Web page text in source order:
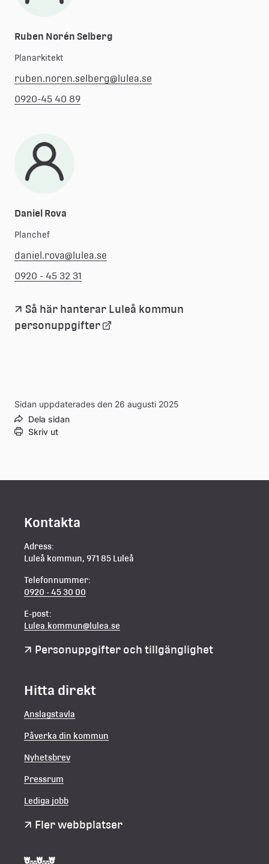
Ruben Norén Selberg
Planarkitekt
ruben.noren.selberg@lulea.se
0920-45 40 89
Daniel Rova
Planchef
daniel.rova@lulea.se
0920 - 45 32 31
Så här hanterar Luleå kommun
personuppgifterLänk
webbplats
Sidan uppdaterades den 26 augusti 2025
Dela sidan
Skriv ut
Kontakta
Adress:
Luleå kommun, 971 85 Luleå
Telefonnummer:
0920 - 45 30 00
E-post:
Lulea.kommun@lulea.se
Personuppgifter och tillgänglighet
Hitta direkt
Anslagstavla
Påverka din kommun
Nyhetsbrev
Pressrum
Lediga jobb
Fler webbplatser